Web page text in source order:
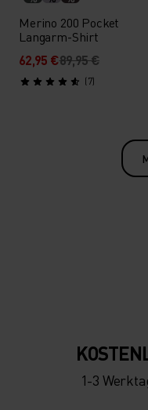
Merino 200 Pocket
Langarm-Shirt
62,95 €89,95 €
(7)
1-3